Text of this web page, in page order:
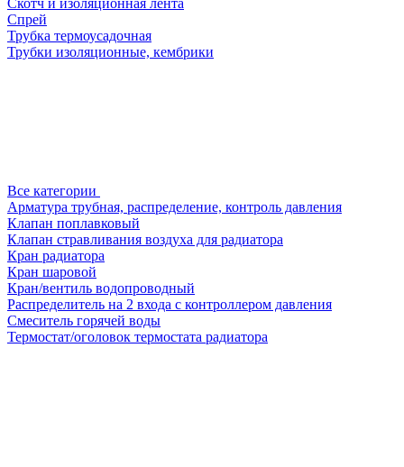
Скотч и изоляционная лента
Спрей
Трубка термоусадочная
Трубки изоляционные, кембрики
Все категории
Арматура трубная, распределение, контроль давления
Клапан поплавковый
Клапан стравливания воздуха для радиатора
Кран радиатора
Кран шаровой
Кран/вентиль водопроводный
Распределитель на 2 входа с контроллером давления
Смеситель горячей воды
Термостат/оголовок термостата радиатора